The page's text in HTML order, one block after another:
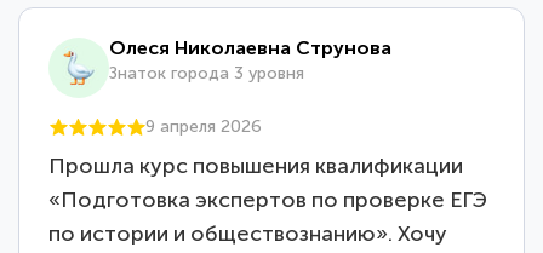
Олеся Николаевна Струнова
Знаток города 3 уровня
9 апреля 2026
Прошла курс повышения квалификации
«Подготовка экспертов по проверке ЕГЭ
по истории и обществознанию». Хочу